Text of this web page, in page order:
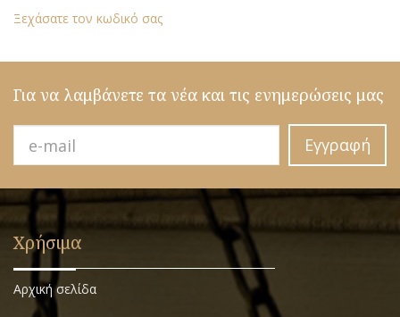
Ξεχάσατε τον κωδικό σας
Για να λαμβάνετε τα νέα και τις ενημερώσεις μας
Εγγραφή
Χρήσιμα
Αρχική σελίδα